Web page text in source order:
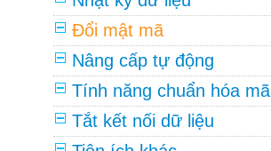
Đổi mật mã
Nâng cấp tự động
Tính năng chuẩn hóa mã
Tắt kết nối dữ liệu